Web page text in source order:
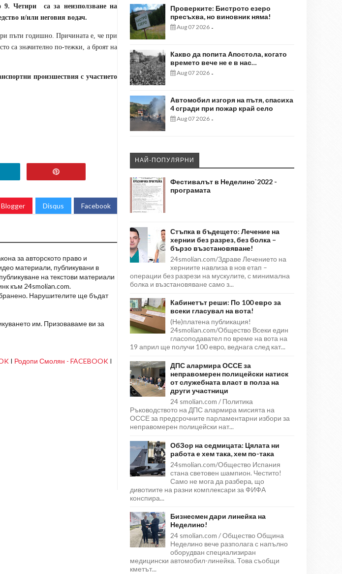
9. Четири
са за неизползване на
и/или неговия водач.
пъти годишно. Причината е, че при
са значително по-тежки, а броят на
произшествия с участието
Blogger Disqus Facebook
за авторското право и
материали, публикувани в
на текстови материали
към 24smolian.com.
Нарушителите ще бъдат
им. Призоваваме ви за
I Родопи Смолян - FACEBOOK I
Проверките: Бистрото езеро
пресъхва, но виновник няма!
Aug 07 2026 -
Какво да попита Апостола, когато
времето вече не е в нас…
Aug 07 2026 -
Автомобил изгоря на пътя, спасиха
4 сгради при пожар край село
Aug 07 2026 -
НАЙ-ПОПУЛЯРНИ
Фестивалът в Неделино`2022 -
програмата
Стъпка в бъдещето: Лечение на
хернии без разрез, без болка –
бързо възстановяване!
24smolian.com/Здраве Лечението на
херниите навлиза в нов етап –
операции без разрези на мускулите, с минимална
болка и възстановяване само з...
Кабинетът реши: По 100 евро за
всеки гласувал на вота!
(Не)платена публикация!
24smolian.com/Общество Всеки един
гласоподавател по време на вота на
19 април ще получи 100 евро, веднага след кат...
ДПС алармира ОССЕ за
неправомерен полицейски натиск
от служебната власт в полза на
други участници
24 smolian.com / Политика
Ръководството на ДПС алармира мисията на
ОССЕ за предсрочните парламентарни избори за
неправомерен полицейски нат...
ОбЗор на седмицата: Цялата ни
работа е хем така, хем по-така
24smolian.com/Общество Испания
стана световен шампион. Честито!
Само не мога да разбера, що
дивотиите на разни комплексари за ФИФА
конспира...
Бизнесмен дари линейка на
Неделино!
24 smolian.com / Общество Община
Неделино вече разполага с напълно
оборудван специализиран
медицински автомобил-линейка. Това съобщи
кметът...